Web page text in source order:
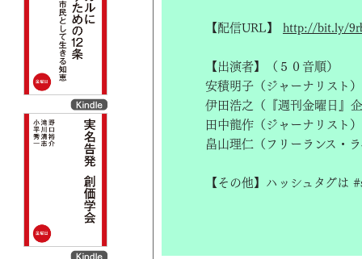
【配信URL】 http://bit.ly/
【出演者】（５０音順）
安積明子（ジャーナリスト）
伊田浩之（『週刊金曜日』
田中龍作（ジャーナリスト）
畠山理仁（フリーランス・
【その他】ハッシュタグは